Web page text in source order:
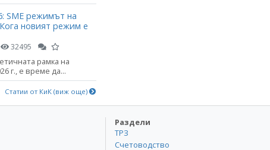
SME режимът на
новият режим е
32495
рамка на
г., е време да...
Статии от КиК (виж още)
Раздели
ТРЗ
Счетоводство